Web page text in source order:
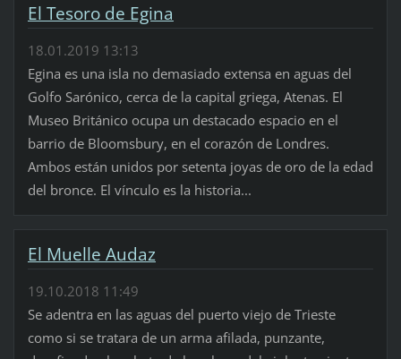
El Tesoro de Egina
18.01.2019 13:13
Egina es una isla no demasiado extensa en aguas del
Golfo Sarónico, cerca de la capital griega, Atenas. El
Museo Británico ocupa un destacado espacio en el
barrio de Bloomsbury, en el corazón de Londres.
Ambos están unidos por setenta joyas de oro de la edad
del bronce. El vínculo es la historia...
El Muelle Audaz
19.10.2018 11:49
Se adentra en las aguas del puerto viejo de Trieste
como si se tratara de un arma afilada, punzante,